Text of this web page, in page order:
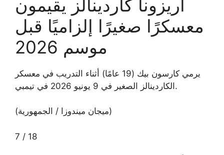
أريزونا كاردينالز يقيمون
معسكرًا صغيرًا إلزاميًا قبل
موسم 2026
يرمي كارسون بيك (19 عامًا) أثناء التدريب في معسكر
الكاردينالز الصغير في 9 يونيو 2026 في تيمبي.
(ميجان ميندوزا / الجمهورية)
7 / 18